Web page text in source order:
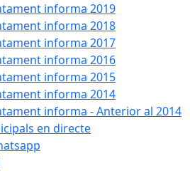
informa 2019
informa 2018
informa 2017
informa 2016
informa 2015
informa 2014
informa - Anterior al 2014
en directe